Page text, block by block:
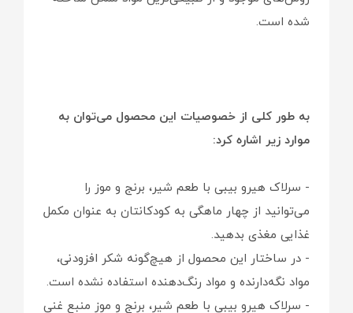
شده است.
به طور کلی از خصوصیات این محصول می‌توان به
موارد زیر اشاره کرد:
- سرلاک هیرو بیبی با طعم شیر، برنج و موز را
می‌توانید از چهار ماهگی به کودکانتان به عنوان مکمل
غذایی مغذی بدهید.
- در ساختار این محصول از هیچ‌گونه شکر افزودنی،
مواد نگه‌دارنده و مواد رنگ‌دهنده استفاده نشده است.
- سرلاک هیرو بیبی با طعم شیر، برنج و موز منبع غنی